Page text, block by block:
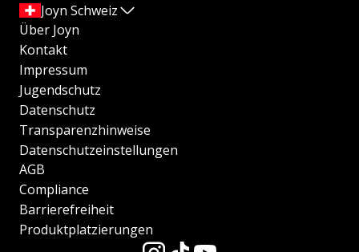
Joyn Schweiz
Über Joyn
Kontakt
Impressum
Jugendschutz
Datenschutz
Transparenzhinweise
Datenschutzeinstellungen
AGB
Compliance
Barrierefreiheit
Produktplatzierungen